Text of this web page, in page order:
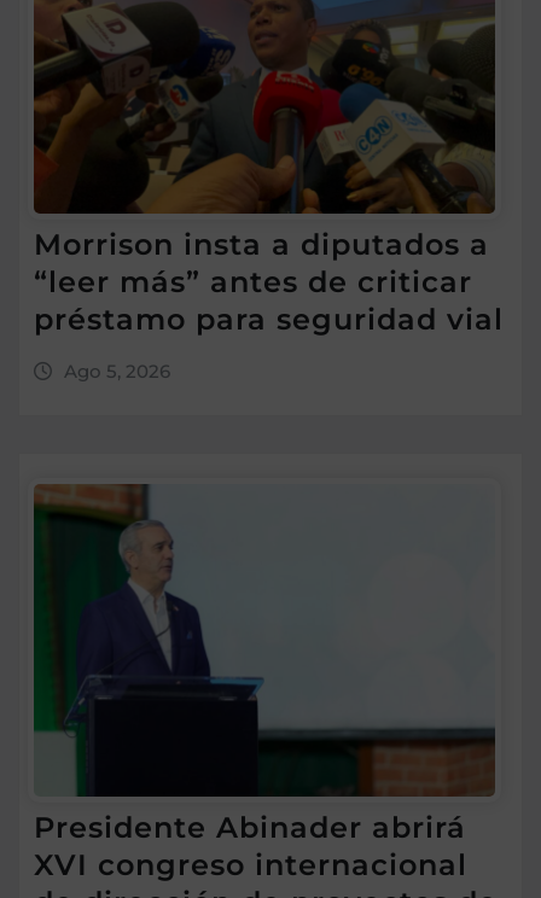
Morrison insta a diputados a
“leer más” antes de criticar
préstamo para seguridad vial
Ago 5, 2026
Presidente Abinader abrirá
XVI congreso internacional